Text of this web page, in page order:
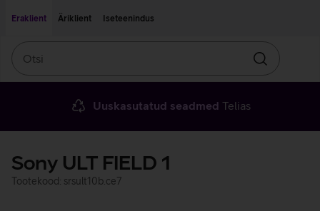
Eraklient
Äriklient Iseteenindus
Otsin
Uuskasutatud seadmed Telias
Sony ULT FIELD 1
Tootekood: srsult10b.ce7